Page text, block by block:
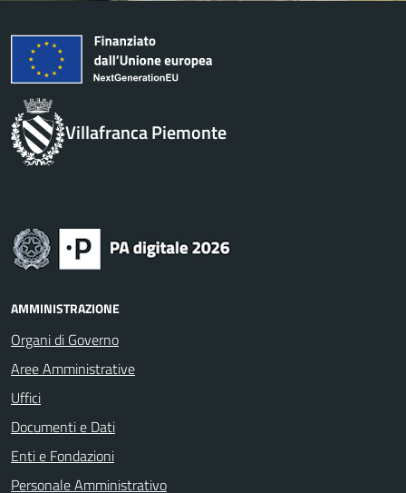
Villafranca Piemonte
AMMINISTRAZIONE
Organi di Governo
Aree Amministrative
Uffici
Documenti e Dati
Enti e Fondazioni
Personale Amministrativo